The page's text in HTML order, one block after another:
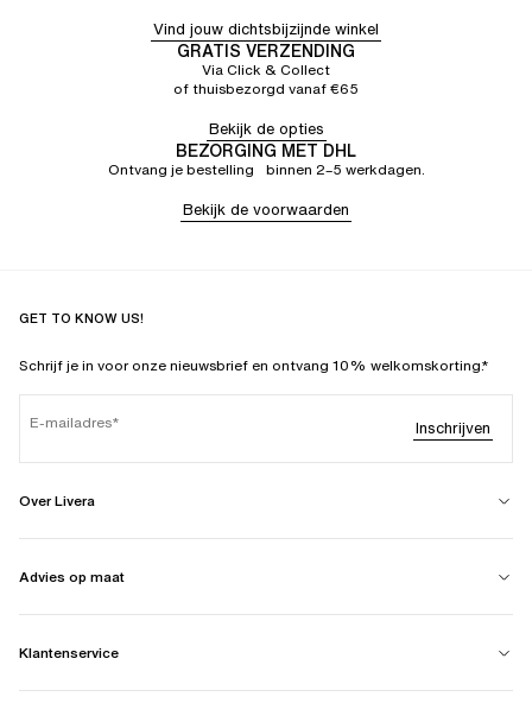
Vind jouw dichtsbijzijnde winkel
GRATIS VERZENDING
Via Click & Collect
of thuisbezorgd vanaf €65
Bekijk de opties
BEZORGING MET DHL
Ontvang je bestelling binnen 2–5 werkdagen.
Bekijk de voorwaarden
GET TO KNOW US!
Schrijf je in voor onze nieuwsbrief en ontvang 10% welkomskorting.*
E-mailadres Inschrijven
Over Livera
Advies op maat
Klantenservice